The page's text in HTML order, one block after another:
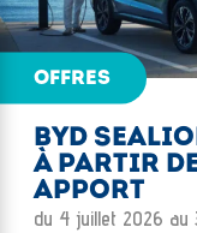
OFFRES
BYD
À PARTIR
APPORT
du 4 juillet 2026 au